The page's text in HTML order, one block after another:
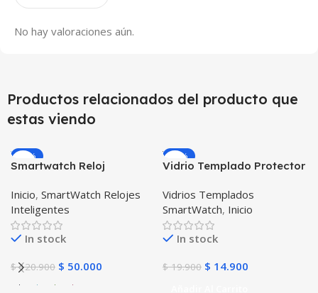
No hay valoraciones aún.
Productos relacionados del producto que
estas viendo
-59%
Smartwatch Reloj
GPS Ubicar Niños SOS
Inicio, SmartWatch Relojes
Inteligentes
In stock
$120.900 $ 50.000
-25%
Vidrio Templado Protector
Smartwatch Samsung
Gear S3 Frontier
Vidrios Templados
SmartWatch, Inicio
In stock
$19.900 $ 14.900